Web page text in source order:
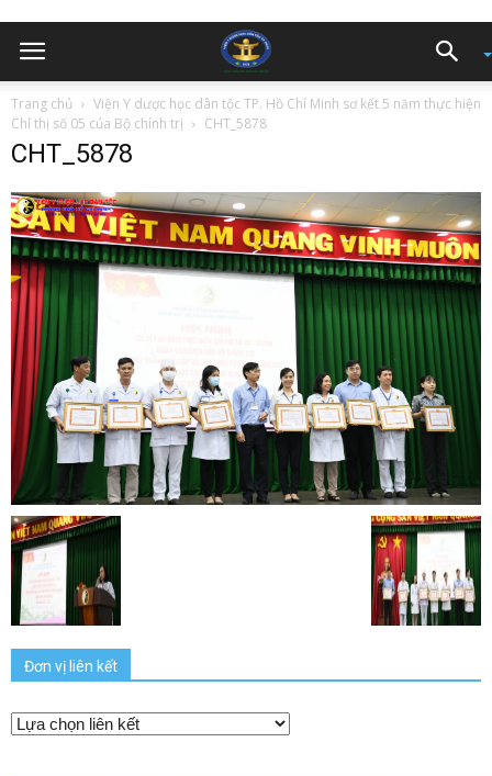
Trang chủ
Viện Y dược học dân tộc TP. Hồ Chí Minh sơ kết 5 năm thực hiện
Chỉ thị số 05 của Bộ chính trị
CHT_5878
CHT_5878
Đơn vị liên kết